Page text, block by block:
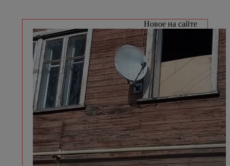
Новое на сайте